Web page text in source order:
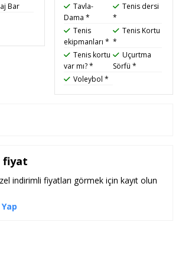
Bar
Tavla-
Dama *
Tenis dersi
*
Tenis
ekipmanları *
Tenis Kortu
*
Tenis kortu
var mı? *
Uçurtma
Sörfü *
Voleybol *
fiyat
indirimli fiyatları görmek için kayıt olun